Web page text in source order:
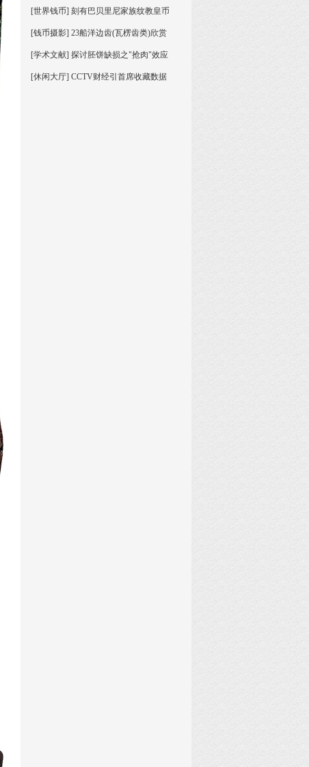
[世界钱币] 刻有巴贝里尼家族纹教皇币
[钱币摄影] 23船洋边齿(瓦楞齿类)欣赏
[学术文献] 探讨胚饼缺损之"抢肉"效应
[休闲大厅] CCTV财经引首席收藏数据